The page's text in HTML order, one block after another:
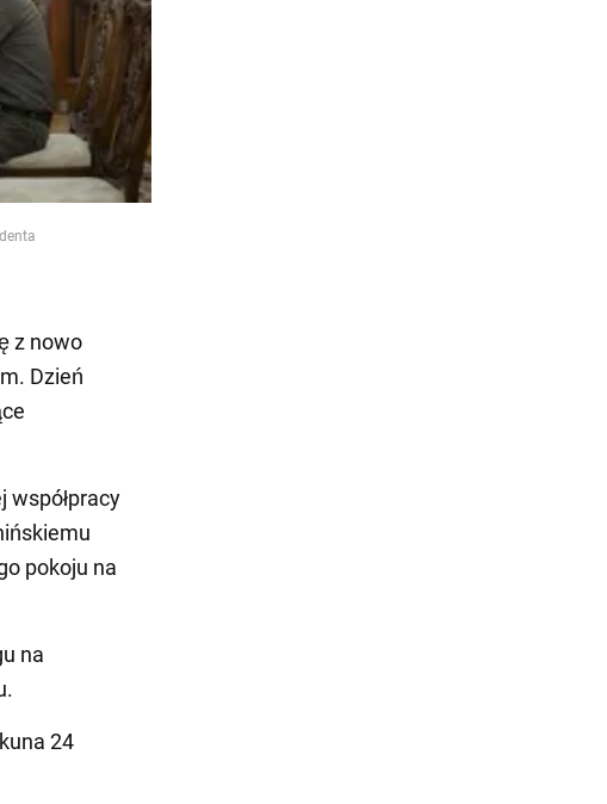
z nowo
Dzień
współpracy
pokoju na
na
24